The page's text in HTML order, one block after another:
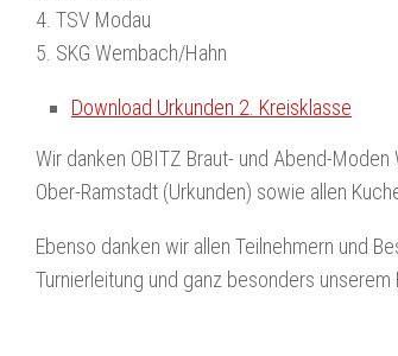
4. TSV Modau
5. SKG Wembach/Hahn
Download Urkunden 2. Kreisklasse
Wir danken OBITZ Braut- und Abend-
Ober-Ramstadt (Urkunden) sowie allen
Ebenso danken wir allen Teilnehmern und
Turnierleitung und ganz besonders unserem